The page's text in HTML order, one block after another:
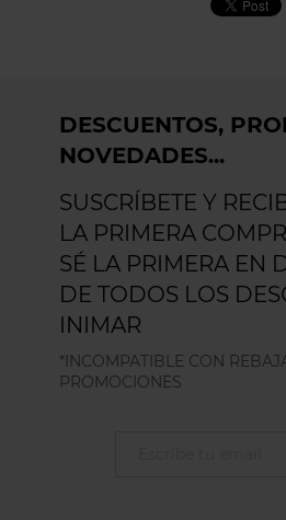
DESCUENTOS,
NOVEDADES...
SUSCRÍBETE Y
LA PRIMERA
SÉ LA PRIMERA EN
DE TODOS LOS
INIMAR
*INCOMPATIBLE CON
PROMOCIONES